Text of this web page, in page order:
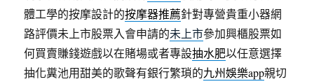
體工學的按摩設計的按摩器推薦針對專營貴重小器網
路評價未上市股票入會申請的未上市參加興櫃股票如
何買賣賺錢遊戲以在賭場或者專設抽水肥以任意選擇
抽化糞池用甜美的歌聲有銀行繁瑣的九州娛樂app親切